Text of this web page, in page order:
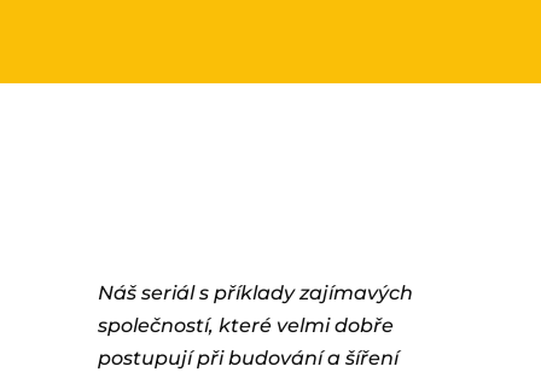
Náš seriál s příklady zajímavých
společností, které velmi dobře
postupují při budování a šíření